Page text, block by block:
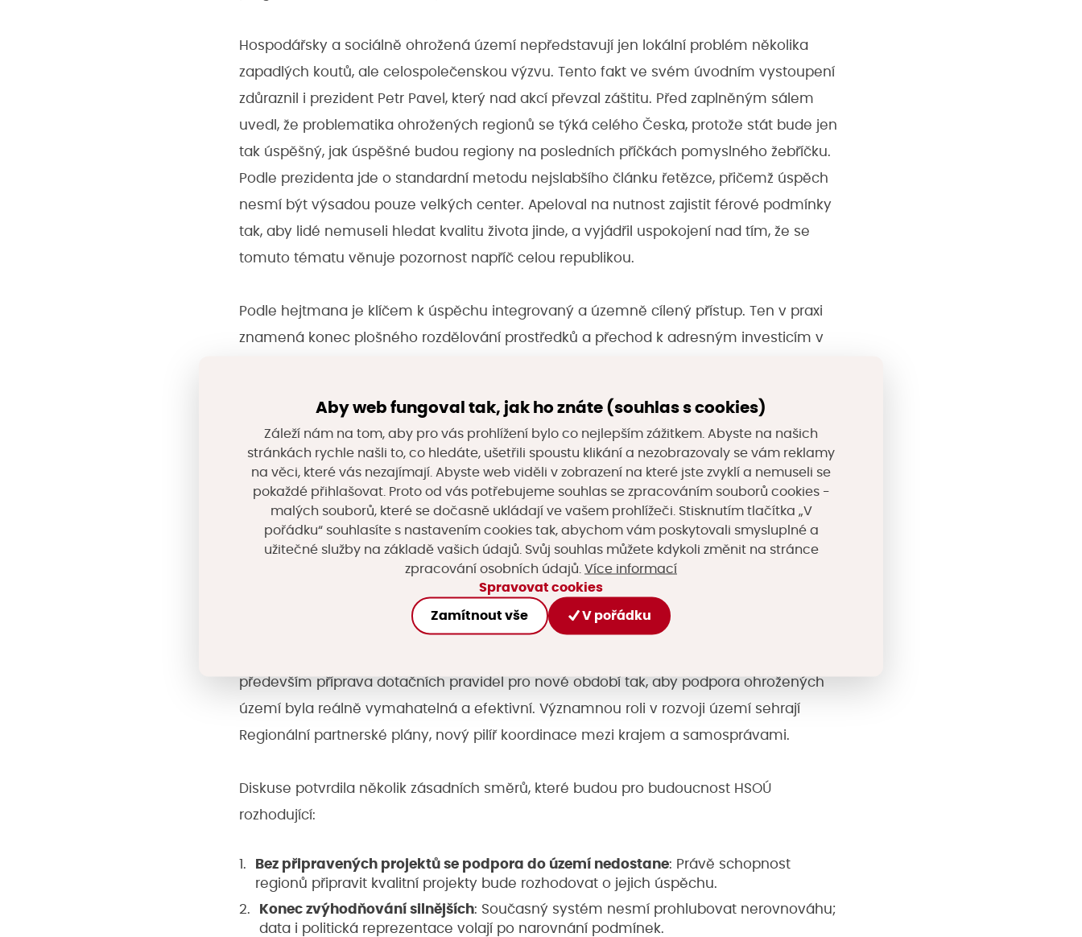
Hospodářsky a sociálně ohrožená území nepředstavují jen lokální problém několika
zapadlých koutů, ale celospolečenskou výzvu. Tento fakt ve svém úvodním vystoupení
zdůraznil i prezident Petr Pavel, který nad akcí převzal záštitu. Před zaplněným sálem
uvedl, že problematika ohrožených regionů se týká celého Česka, protože stát bude jen
tak úspěšný, jak úspěšné budou regiony na posledních příčkách pomyslného žebříčku.
Podle prezidenta jde o standardní metodu nejslabšího článku řetězce, přičemž úspěch
nesmí být výsadou pouze velkých center. Apeloval na nutnost zajistit férové podmínky
tak, aby lidé nemuseli hledat kvalitu života jinde, a vyjádřil uspokojení nad tím, že se
tomuto tématu věnuje pozornost napříč celou republikou.
Podle hejtmana je klíčem k úspěchu integrovaný a územně cílený přístup. Ten v praxi
znamená konec plošného rozdělování prostředků a přechod k adresným investicím v
vyjednávání o budoucí podobě evropské podpory jsou v plném proudu. Mezi klíčové
požadavky patří debyrokratizace a větší pravomoci pro krajské samosprávy.
Demografické trendy, které na konferenci prezentoval Ladislav Dušek z Ústavu
zdravotnických informací a statistiky ČR, jasně ukazují, že právě ohrožená území nejvíce
trpí stárnutím populace a odchodem mladých lidí do úspěšnějších velkých měst. Bez
cílené podpory infrastruktury, bydlení a školství hrozí těmto regionům stagnace, která
v konečném důsledku zatíží veřejné rozpočty celé země.
především příprava dotačních pravidel pro nové období tak, aby podpora ohrožených
území byla reálně vymahatelná a efektivní. Významnou roli v rozvoji území sehrají
Regionální partnerské plány, nový pilíř koordinace mezi krajem a samosprávami.
Diskuse potvrdila několik zásadních směrů, které budou pro budoucnost HSOÚ
rozhodující:
Bez připravených projektů se podpora do území nedostane: Právě schopnost
regionů připravit kvalitní projekty bude rozhodovat o jejich úspěchu.
Konec zvýhodňování silnějších: Současný systém nesmí prohlubovat nerovnováhu;
data i politická reprezentace volají po narovnání podmínek.
Aby web fungoval tak, jak ho znáte (souhlas s cookies)
Záleží nám na tom, aby pro vás prohlížení bylo co nejlepším zážitkem. Abyste na našich
stránkách rychle našli to, co hledáte, ušetřili spoustu klikání a nezobrazovaly se vám reklamy
na věci, které vás nezajímají. Abyste web viděli v zobrazení na které jste zvyklí a nemuseli se
pokaždé přihlašovat. Proto od vás potřebujeme souhlas se zpracováním souborů cookies -
malých souborů, které se dočasně ukládají ve vašem prohlížeči. Stisknutím tlačítka „V
pořádku“ souhlasíte s nastavením cookies tak, abychom vám poskytovali smysluplné a
užitečné služby na základě vašich údajů. Svůj souhlas můžete kdykoli změnit na stránce
zpracování osobních údajů. Více informací
Spravovat cookies
Zamítnout vše V pořádku